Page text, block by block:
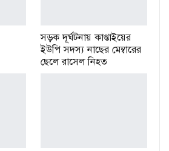
সড়ক দূর্ঘটনায় কাপ্তাইয়ের
ইউপি সদস্য নাছের মেম্বারের
ছেলে রাসেল নিহত